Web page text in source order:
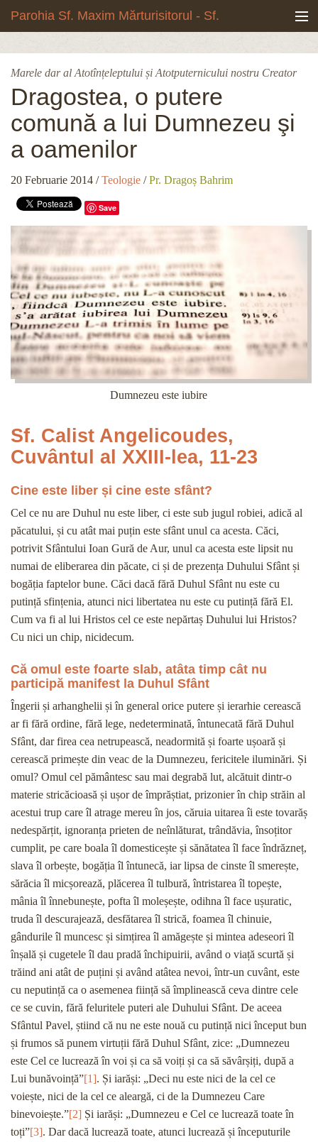
Parohia Sf. Maxim Mărturisitorul - Sf.
Noua biserică
Botezuri & Cununii
Teologie & Cuvinte duhovnicești
Fotografii
Preotul paroh
Program liturgic
Despre noi
Contact
Marele dar al Atotînțeleptului și Atotputernicului nostru Creator
Dragostea, o putere
comună a lui Dumnezeu şi
a oamenilor
20 Februarie 2014 /Teologie /Pr. Dragoș Bahrim
Save
Dumnezeu este iubire
Sf. Calist Angelicoudes,
Cuvântul al XXIII-lea, 11-23
Cine este liber și cine este sfânt?
Cel ce nu are Duhul nu este liber, ci este sub jugul robiei, adică al
păcatului, și cu atât mai puțin este sfânt unul ca acesta. Căci,
potrivit Sfântului Ioan Gură de Aur, unul ca acesta este lipsit nu
numai de eliberarea din păcate, ci și de prezența Duhului Sfânt și
bogăția faptelor bune. Căci dacă fără Duhul Sfânt nu este cu
putință sfințenia, atunci nici libertatea nu este cu putință fără El.
Cum va fi al lui Hristos cel ce este nepărtaș Duhului lui Hristos?
Cu nici un chip, nicidecum.
Că omul este foarte slab, atâta timp cât nu
participă manifest la Duhul Sfânt
Îngerii și arhanghelii și în general orice putere și ierarhie cerească
ar fi fără ordine, fără lege, nedeterminată, întunecată fără Duhul
Sfânt, dar firea cea netrupească, neadormită și foarte ușoară și
cerească primește din veac de la Dumnezeu, fericitele iluminări. Și
omul? Omul cel pământesc sau mai degrabă lut, alcătuit dintr-o
materie stricăcioasă și ușor de împrăștiat, prizonier în chip străin al
acestui trup care îl atrage mereu în jos, căruia uitarea îi este tovarăș
nedespărțit, ignoranța prieten de neînlăturat, trândăvia, însoțitor
cumplit, pe care boala îl domesticește și sănătatea îl face îndrăzneț,
slava îl orbește, bogăția îl întunecă, iar lipsa de cinste îl smerește,
sărăcia îl micșorează, plăcerea îl tulbură, întristarea îl topește,
mânia îl înnebunește, pofta îl moleșește, odihna îl face ușuratic,
truda îl descurajează, desfătarea îl strică, foamea îl chinuie,
gândurile îl muncesc și simțirea îl amăgește și mintea adeseori îl
înșală și cugetele îl dau pradă închipuirii, având o viață scurtă și
trăind ani atât de puțini și având atâtea nevoi, într-un cuvânt, este
cu neputință ca o asemenea ființă să împlinească ceva dintre cele
ce se cuvin, fără feluritele puteri ale Duhului Sfânt. De aceea
Sfântul Pavel, știind că nu ne este nouă cu putință nici început bun
și frumos să punem virtuții fără Duhul Sfânt, zice: „Dumnezeu
este Cel ce lucrează în voi și ca să voiți și ca să săvârșiți, după a
Lui bunăvoință”[1]. Și iarăși: „Deci nu este nici de la cel ce
voiește, nici de la cel ce aleargă, ci de la Dumnezeu Care
binevoiește.”[2] Și iarăși: „Dumnezeu e Cel ce lucrează toate în
toți”[3]. Dar dacă lucrează toate, atunci lucrează și începuturile